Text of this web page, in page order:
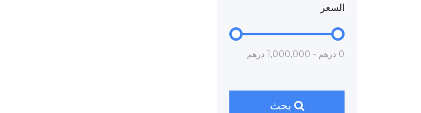
السعر
0 درهم - 1,000,000 درهم
بحث